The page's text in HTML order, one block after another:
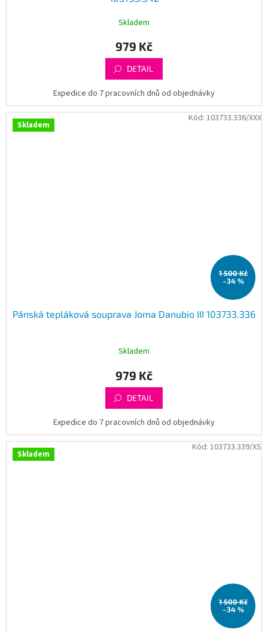
Skladem
979 Kč
DETAIL
Expedice do 7 pracovních dnů od objednávky
Skladem
1 500 Kč
–34 %
Pánská tepláková souprava Joma Danubio III 103733.336
Skladem
979 Kč
DETAIL
Expedice do 7 pracovních dnů od objednávky
Kód: 103733.336/XXX
Skladem
1 500 Kč
–34 %
Kód: 103733.339/XS